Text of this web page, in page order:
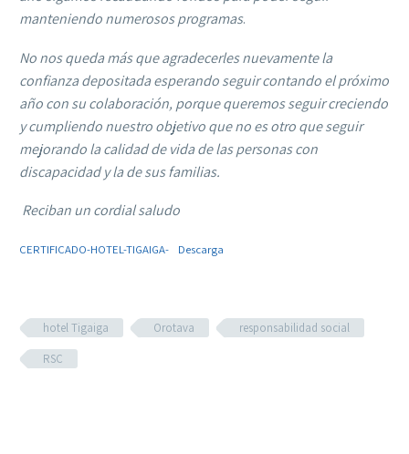
manteniendo numerosos programas.
No nos queda más que agradecerles nuevamente la
confianza depositada esperando seguir contando el próximo
año con su colaboración, porque queremos seguir creciendo
y cumpliendo nuestro objetivo que no es otro que seguir
mejorando la calidad de vida de las personas con
discapacidad y la de sus familias.
Reciban un cordial saludo
CERTIFICADO-HOTEL-TIGAIGA- Descarga
hotel Tigaiga Orotava
responsabilidad social
RSC